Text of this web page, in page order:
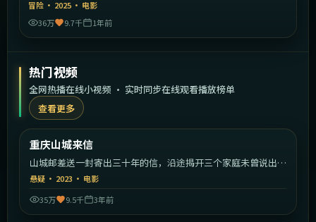
冒险 · 2025 · 电影
36万
9.7千 1年前
热门视频
全网热播在线小视频 · 实时同步在线观看播放榜单
查看更多
热门
重庆山城来信
山城邮差送一封寄出三十年的信，沿途揭开三个家庭未曾说出口
的秘密。
悬疑 · 2023 · 电影
35万
9.5千 3年前